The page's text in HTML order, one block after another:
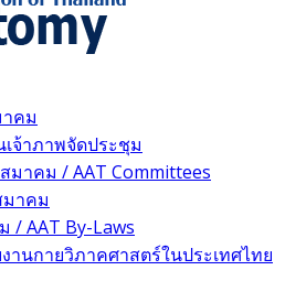
คม
จ้าภาพจัดประชุม
าคม / AAT Committees
าคม
/ AAT By-Laws
านกายวิภาคศาสตร์ในประเทศไทย